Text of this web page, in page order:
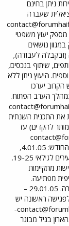
ניתן בחינם
שעברה
מספק יעוץ משפטי
נושאים
(ובקבלה לעבודה),
שיתוף בנכסים,
היעוץ ניתן ללא
יערכו
בבית הפורום במהלך הערב הפתוח.
לגילאי 15 - 18 פותחת את התכנית השנתית
שבוע ביום ג'. מהשעה 19:00 - (מותר להקדים) עד
(לפגישה ראשונה יש לתאם מראש) המפגשים החודש: 4.01.05,
11.01.05, 18.01.05, 25.01.05. קבוצת הצעירים לגילאי 19-25.
מתקיימות
- פעילות כיפית מפתיעה.
15.01.05 - דיון בנושא ההומוסקסואליות והחברה. 29.01.05 –
ראשונה יש
LATE BLOOMERS-
בגיל מבוגר